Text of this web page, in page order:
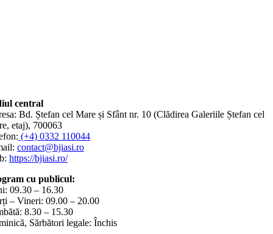
central
Bd. Ștefan cel Mare și Sfânt nr. 10 (Clădirea Galeriile Ștefan cel
etaj), 700063
(+4) 0332 110044
contact@bjiasi.ro
https://bjiasi.ro/
cu publicul:
09.30 – 16.30
– Vineri: 09.00 – 20.00
8.30 – 15.30
Sărbători legale: Închis